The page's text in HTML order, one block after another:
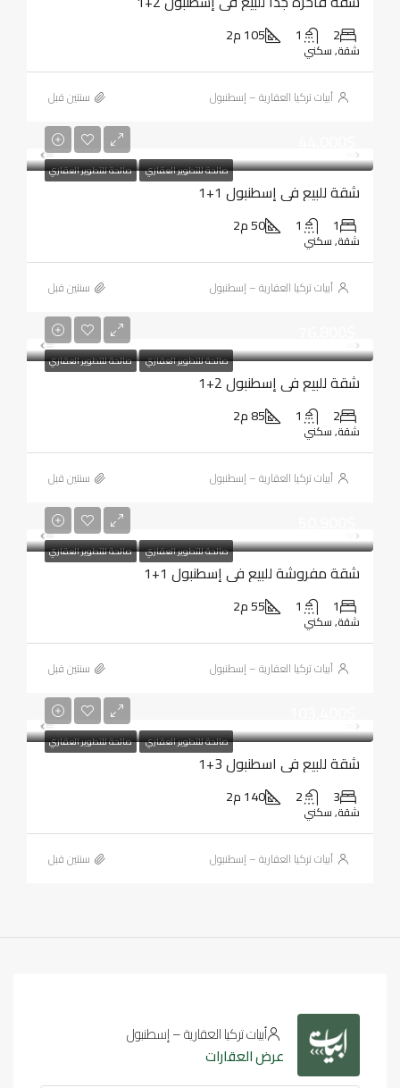
2
1 105 م2
شقة, سكني
أبيات تركيا العقارية – إسطنبول ‏سنتين قبل
صالحة للتطوير العقاري صالحة للتطوير العقاري
شقة للبيع في إسطنبول 1+1
1
1 50 م2
شقة, سكني
أبيات تركيا العقارية – إسطنبول ‏سنتين قبل
صالحة للتطوير العقاري صالحة للتطوير العقاري
شقة للبيع في إسطنبول 2+1
2
1 85 م2
شقة, سكني
أبيات تركيا العقارية – إسطنبول ‏سنتين قبل
صالحة للتطوير العقاري صالحة للتطوير العقاري
شقة مفروشة للبيع في إسطنبول 1+1
1
1 55 م2
شقة, سكني
أبيات تركيا العقارية – إسطنبول ‏سنتين قبل
صالحة للتطوير العقاري صالحة للتطوير العقاري
شقة للبيع في اسطنبول 3+1
3
2 140 م2
شقة, سكني
أبيات تركيا العقارية – إسطنبول ‏سنتين قبل
أبيات تركيا العقارية – إسطنبول
عرض العقارات